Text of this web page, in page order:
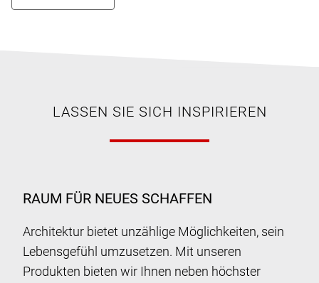
LASSEN SIE SICH INSPIRIEREN
RAUM FÜR NEUES SCHAFFEN
Architektur bietet unzählige Möglichkeiten, sein
Lebensgefühl umzusetzen. Mit unseren
Produkten bieten wir Ihnen neben höchster